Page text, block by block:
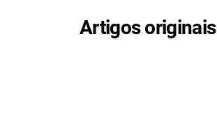
Artigos originais